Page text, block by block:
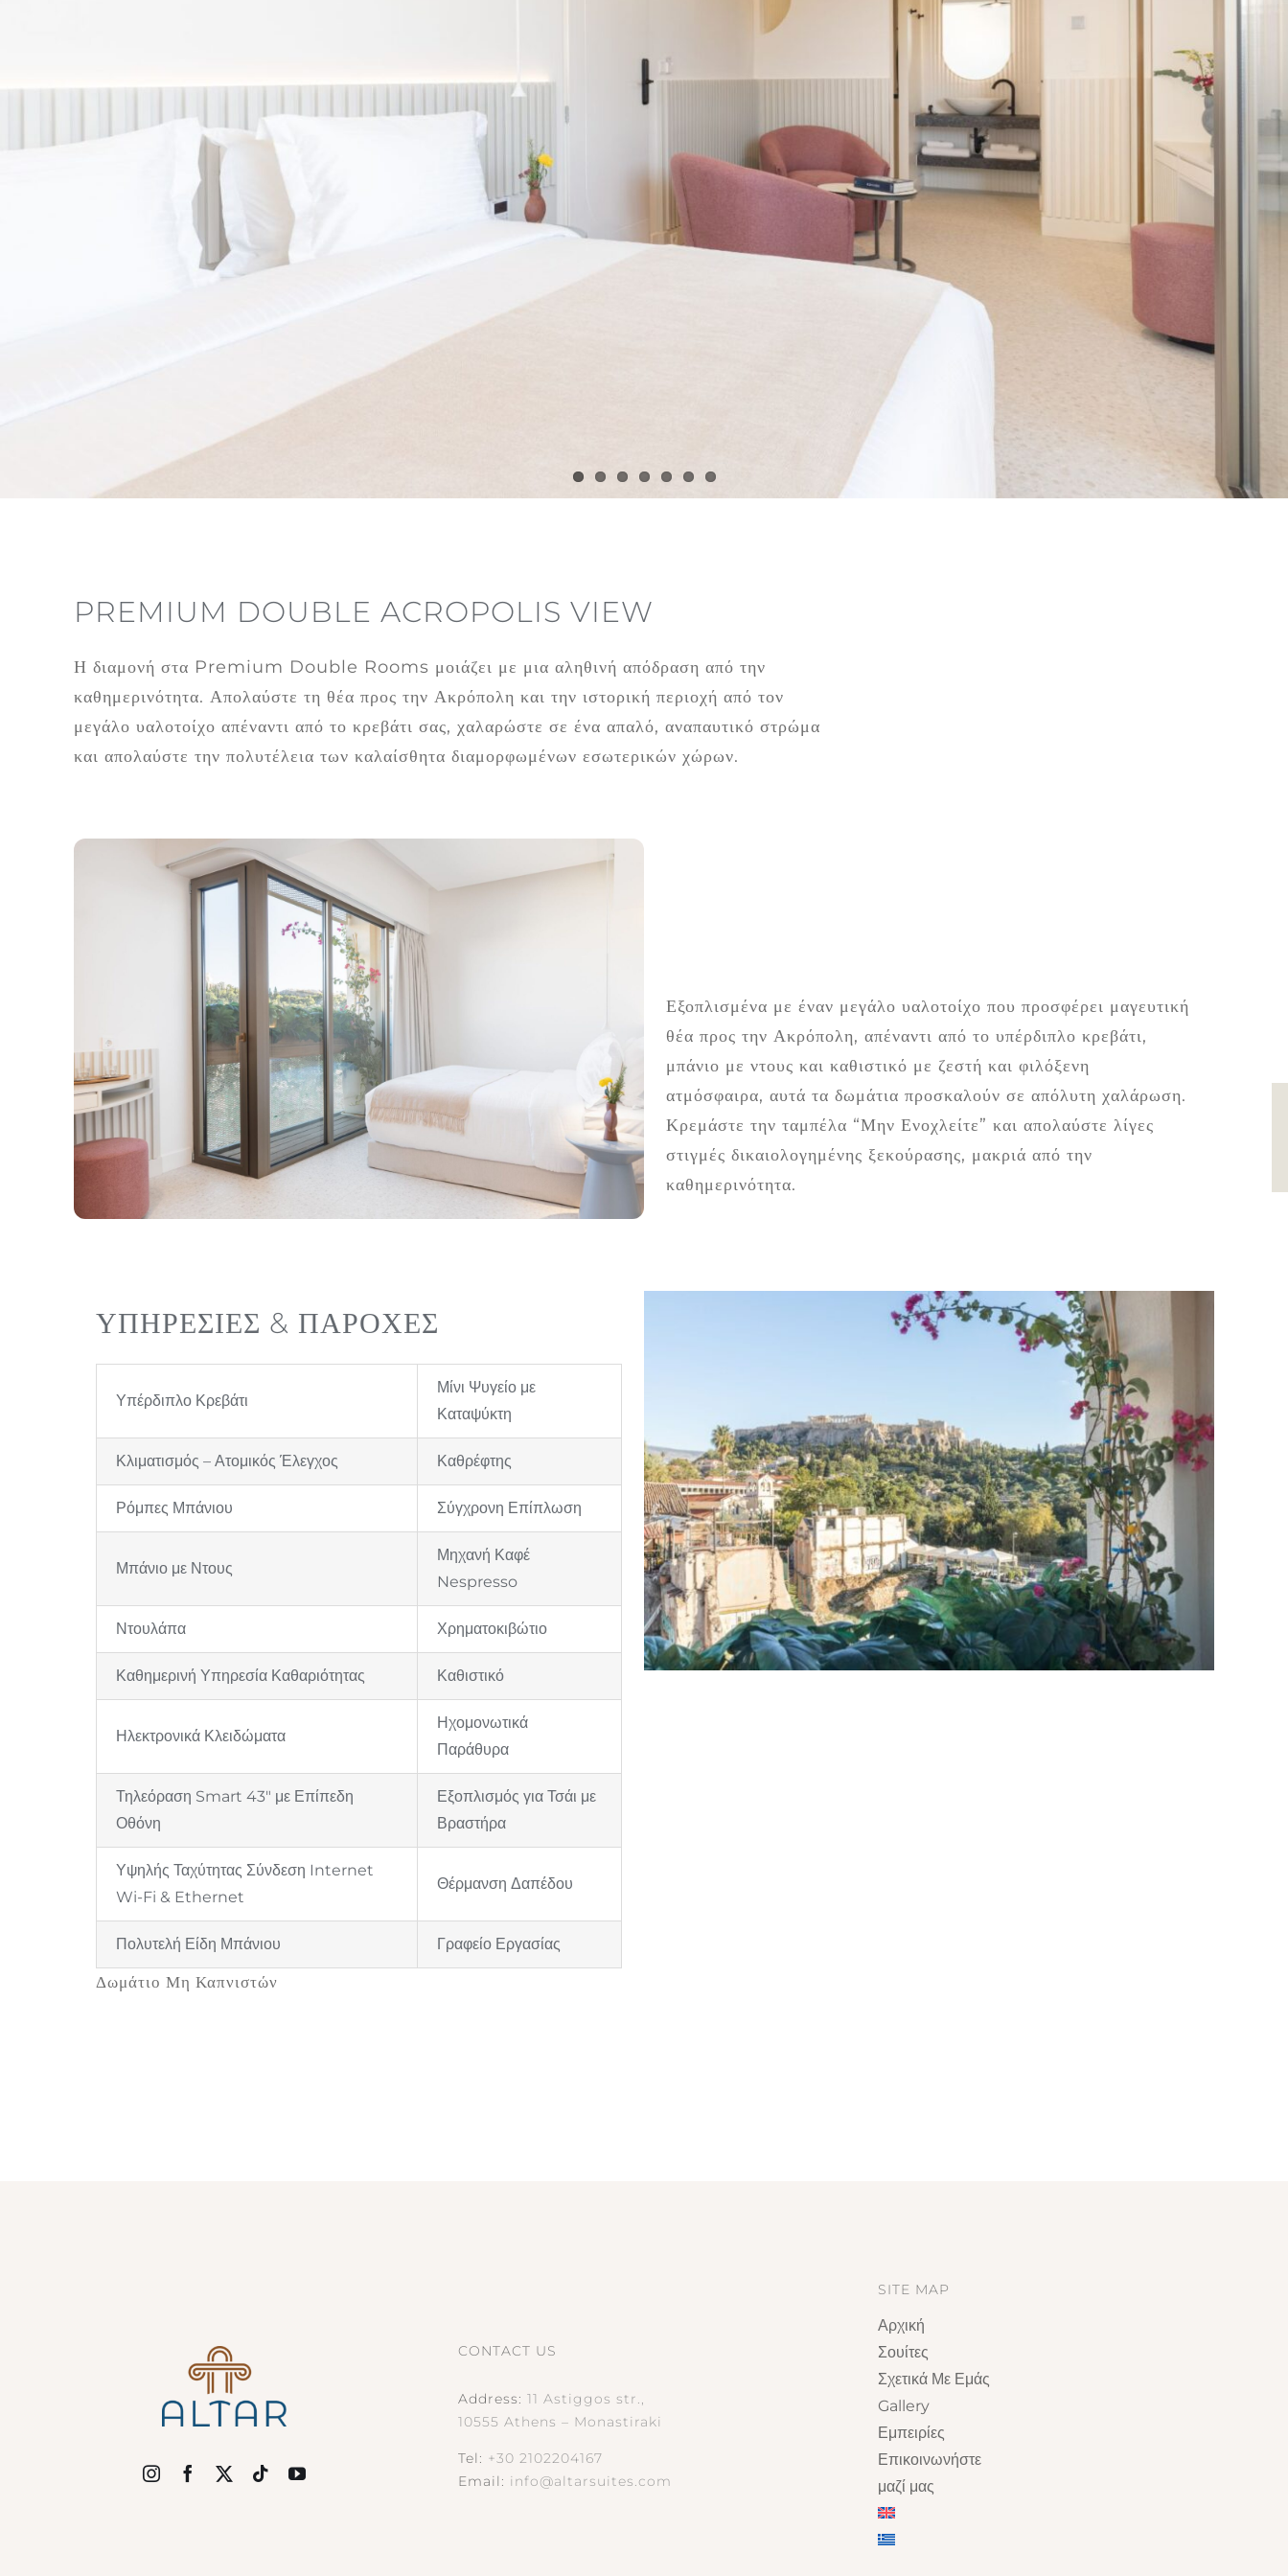
PREMIUM DOUBLE ACROPOLIS VIEW
Η διαμονή στα Premium Double Rooms μοιάζει με μια αληθινή απόδραση από την
καθημερινότητα. Απολαύστε τη θέα προς την Ακρόπολη και την ιστορική περιοχή από τον
μεγάλο υαλοτοίχο απέναντι από το κρεβάτι σας, χαλαρώστε σε ένα απαλό, αναπαυτικό στρώμα
και απολαύστε την πολυτέλεια των καλαίσθητα διαμορφωμένων εσωτερικών χώρων.
Εξοπλισμένα με έναν μεγάλο υαλοτοίχο που προσφέρει μαγευτική
θέα προς την Ακρόπολη, απέναντι από το υπέρδιπλο κρεβάτι,
μπάνιο με ντους και καθιστικό με ζεστή και φιλόξενη
ατμόσφαιρα, αυτά τα δωμάτια προσκαλούν σε απόλυτη χαλάρωση.
Κρεμάστε την ταμπέλα “Μην Ενοχλείτε” και απολαύστε λίγες
στιγμές δικαιολογημένης ξεκούρασης, μακριά από την
καθημερινότητα.
ΥΠΗΡΕΣΙΕΣ & ΠΑΡΟΧΕΣ
Υπέρδιπλο Κρεβάτι
Μίνι Ψυγείο με
Καταψύκτη
Κλιματισμός – Ατομικός Έλεγχος Καθρέφτης
Ρόμπες Μπάνιου Σύγχρονη Επίπλωση
Μπάνιο με Ντους
Μηχανή Καφέ
Nespresso
Ντουλάπα Χρηματοκιβώτιο
Καθημερινή Υπηρεσία Καθαριότητας Καθιστικό
Ηλεκτρονικά Κλειδώματα
Ηχομονωτικά
Παράθυρα
Τηλεόραση Smart 43″ με Επίπεδη
Οθόνη
Εξοπλισμός για Τσάι με
Βραστήρα
Υψηλής Ταχύτητας Σύνδεση Internet
Wi-Fi & Ethernet
Θέρμανση Δαπέδου
Πολυτελή Είδη Μπάνιου Γραφείο Εργασίας
Δωμάτιο Μη Καπνιστών
CONTACT US
Address:11 Astiggos str.,
10555 Athens – Monastiraki
Tel: +30 2102204167
Email: info@altarsuites.com
SITE MAP
Αρχική
Σουίτες
Σχετικά Με Εμάς
Gallery
Εμπειρίες
Επικοινωνήστε
μαζί μας